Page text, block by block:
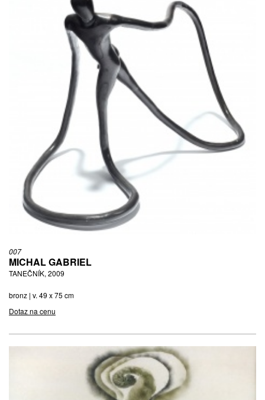
007
MICHAL GABRIEL
TANEČNÍK, 2009
bronz | v. 49 x 75 cm
Dotaz na cenu